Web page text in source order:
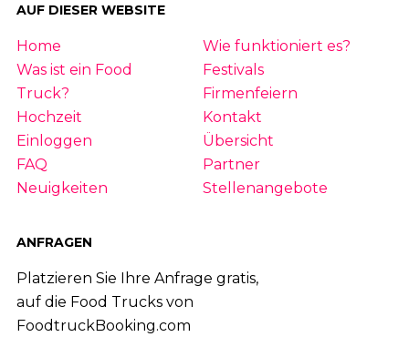
AUF DIESER WEBSITE
Home
Wie funktioniert es?
Was ist ein Food
Truck?
Festivals
Firmenfeiern
Hochzeit
Kontakt
Einloggen
Übersicht
FAQ
Partner
Neuigkeiten
Stellenangebote
ANFRAGEN
Platzieren Sie Ihre Anfrage gratis,
auf die Food Trucks von
FoodtruckBooking.com